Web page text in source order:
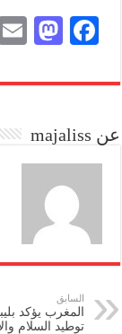
Fa
bo
M
to
n
عن majaliss
السابق
المغرب يؤكد
توطيد السلام